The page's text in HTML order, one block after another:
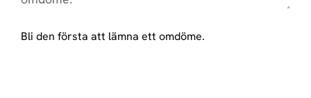
Bli den första att lämna ett omdöme.